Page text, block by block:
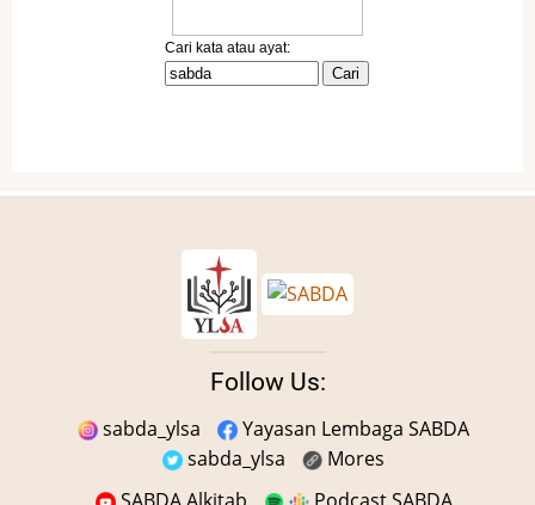
Follow Us:
sabda_ylsa
Yayasan Lembaga SABDA
sabda_ylsa
Mores